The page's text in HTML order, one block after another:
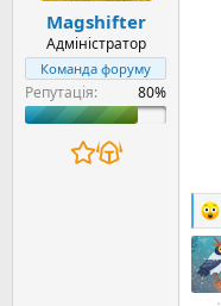
Magshifter
Адміністратор
Команда форуму
Репутація:
Р
е
а
к
ц